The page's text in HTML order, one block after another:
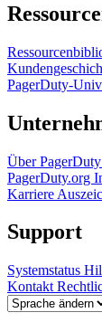
PagerDuty-
Über PagerDuty
PagerDuty.org
Karriere
Support
Systemstatus
Kontakt